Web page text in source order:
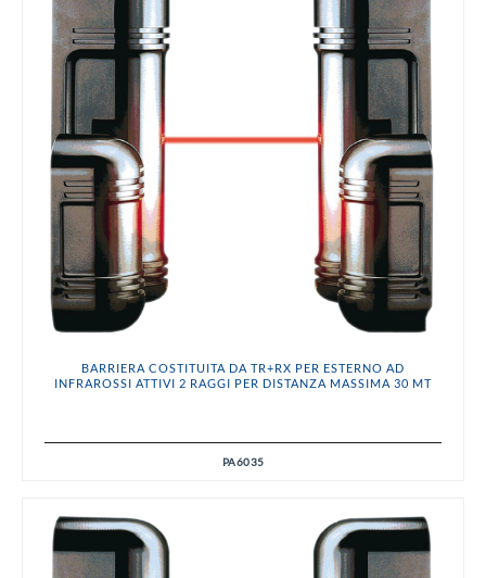
BARRIERA COSTITUITA DA TR+RX PER ESTERNO AD
INFRAROSSI ATTIVI 2 RAGGI PER DISTANZA MASSIMA 30 MT
PA6035